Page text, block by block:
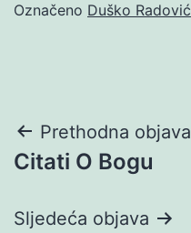
Označeno Duško Radović
Navigacija
objava
Prethodna objava
Citati O Bogu
Sljedeća objava